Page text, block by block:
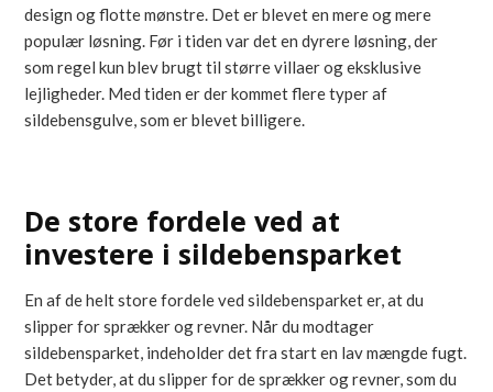
design og flotte mønstre. Det er blevet en mere og mere
populær løsning. Før i tiden var det en dyrere løsning, der
som regel kun blev brugt til større villaer og eksklusive
lejligheder. Med tiden er der kommet flere typer af
sildebensgulve, som er blevet billigere.
De store fordele ved at
investere i sildebensparket
En af de helt store fordele ved sildebensparket er, at du
slipper for sprækker og revner. Når du modtager
sildebensparket, indeholder det fra start en lav mængde fugt.
Det betyder, at du slipper for de sprækker og revner, som du